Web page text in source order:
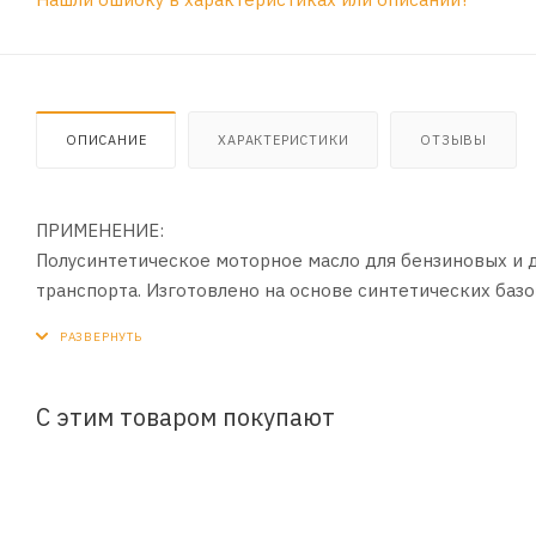
ОПИСАНИЕ ХАРАКТЕРИСТИКИ ОТЗЫВЫ
ПРИМЕНЕНИЕ:
Полусинтетическое моторное масло для бензиновых и
транспорта. Изготовлено на основе синтетических
автомобилей, а также легких коммерческих
С этим товаром покупают